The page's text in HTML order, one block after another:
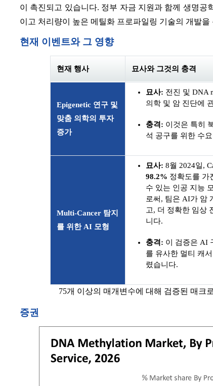
이 촉진되고 있습니다. 정부 자금 지원과 함께 생명
이고 처리량이 높은 메틸화 프로파일링 기술의 개발
현재 이벤트와 그 영향
현재 행사 묘사와 그것의 충격
Epigenetic 연구 및
맞춤 의학의 투자
증가
묘사: 전진 및 DNA
의학 및 암 진단에
충격: 이것은 특히
석 공구를 위한 수
Multi-Cancer 탐지
를 위한 AI 모형
묘사: 8월 2024일,
98.2% 정확도를 가
수 있는 인공 지능
로써, 팀은 AI가 암
고, 더 정확한 임상
니다.
충격: 이 검증은 AI
를 유사한 멀티 캐
렸습니다.
75개 이상의 매개변수에 대해 검증된 매크
증권